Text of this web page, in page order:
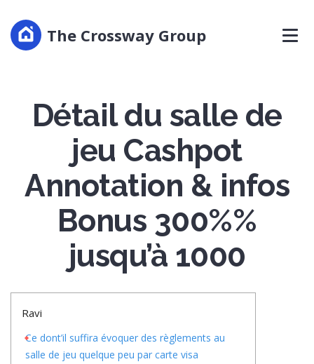
The Crossway Group
Détail du salle de
jeu Cashpot
Annotation & infos
Bonus 300%%
jusqu’à 1000
Ravi
Ce dont’il suffira évoquer des règlements au
salle de jeu quelque peu par carte visa